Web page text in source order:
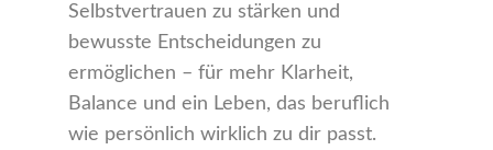
Selbstvertrauen zu stärken und
bewusste Entscheidungen zu
ermöglichen – für mehr Klarheit,
Balance und ein Leben, das beruflich
wie persönlich wirklich zu dir passt.